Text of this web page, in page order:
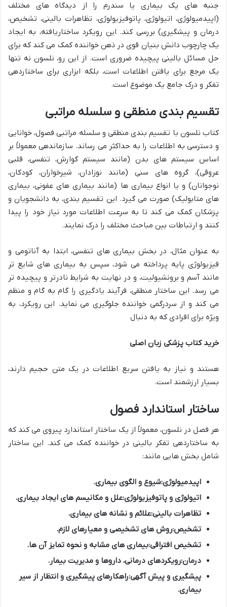
جنبه های یک بیماری یا سندرم را از دیدگاه های مختلف
(اپیدمیولوژی، اتیولوژی، پاتوفیزیولوژی، تظاهرات بالینی، تشخیص،
درمان و پیشگیری) بررسی کند. این رویکرد ساختاریافته، به ایجاد
یک چارچوب دانش بنیان قوی در ذهن خواننده کمک می کند که برای
حل مسائل بالینی پیچیده ضروری است. از این رو، نلسون نه تنها
یک مرجع برای یافتن اطلاعات است، بلکه ابزاری برای ساختاردهی
تفکر و درک جامع یک موضوع است.
تقسیم بندی منطقی و سلسله مراتبی
کتاب نلسون با تقسیم بندی منطقی و سلسله مراتبی فصول، خوانایی
و دسترسی به اطلاعات را به حداکثر می رساند. سازماندهی معمولاً بر
اساس سیستم های بدن (مانند سیستم گوارش، تنفسی، قلبی
عروقی)، گروه های سنی (مانند نوزادان، شیرخواران، کودکان،
نوجوانان) و یا انواع بیماری ها (مانند بیماری های عفونی، بیماری
های متابولیک) صورت می گیرد. این تقسیم بندی، به دانشجویان و
پزشکان کمک می کند تا به سرعت اطلاعات مورد نیاز خود را پیدا
کنند و ارتباطات بین مباحث مختلف را درک نمایند.
به عنوان مثال، در بخش بیماری های تنفسی، ابتدا به آناتومی و
فیزیولوژی پایه پرداخته می شود، سپس به بیماری های شایع تر
مانند آسم و برونشیولیت، و در نهایت به شرایط نادرتر و پیچیده تر
می رسد. این ساختار منطقی، فرآیند یادگیری را گام به گام و منظم
می کند و از سردرگمی خواننده جلوگیری می نماید. این رویکرد، به
ویژه برای افرادی که به دنبال
خرید کتاب پزشکی زبان اصلی
هستند و نیاز به یافتن سریع اطلاعات در یک متن حجیم دارند،
بسیار ارزشمند است.
ساختار استاندارد فصول
هر فصل در نلسون، معمولاً از یک ساختار استاندارد پیروی می کند که
به ساختاردهی تفکر بالینی در خواننده کمک می کند. این ساختار
شامل بخش هایی مانند:
اپیدمیولوژی:شیوع و الگوی بیماری.
اتیولوژی و پاتوفیزیولوژی:علل و مکانیسم های ایجاد بیماری.
تظاهرات بالینی:علائم و نشانه های بیماری.
تشخیص:روش های تشخیصی و معیارهای لازم.
تشخیص افتراقی:بیماری های مشابه و نحوه تمایز آن ها.
درمان:رویکردهای درمانی، داروها و مدیریت بیمار.
پیشگیری و پیش آگهی:راهکارهای پیشگیری و انتظار از سیر
بیماری.